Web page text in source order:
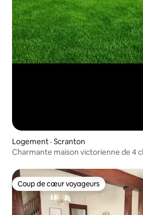
Logement · Scranton
Charmante maison victorienne de 4
Coup de cœur voyageurs
Coup de cœur voyageurs